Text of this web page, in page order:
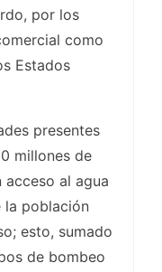
por los
como
Estados
presentes
millones de
acceso al agua
población
esto, sumado
de bombeo